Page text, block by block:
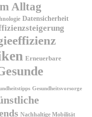
Alltag
Datensicherheit
Erneuerbare
Gesundheitsvorsorge
Nachhaltige Mobilität